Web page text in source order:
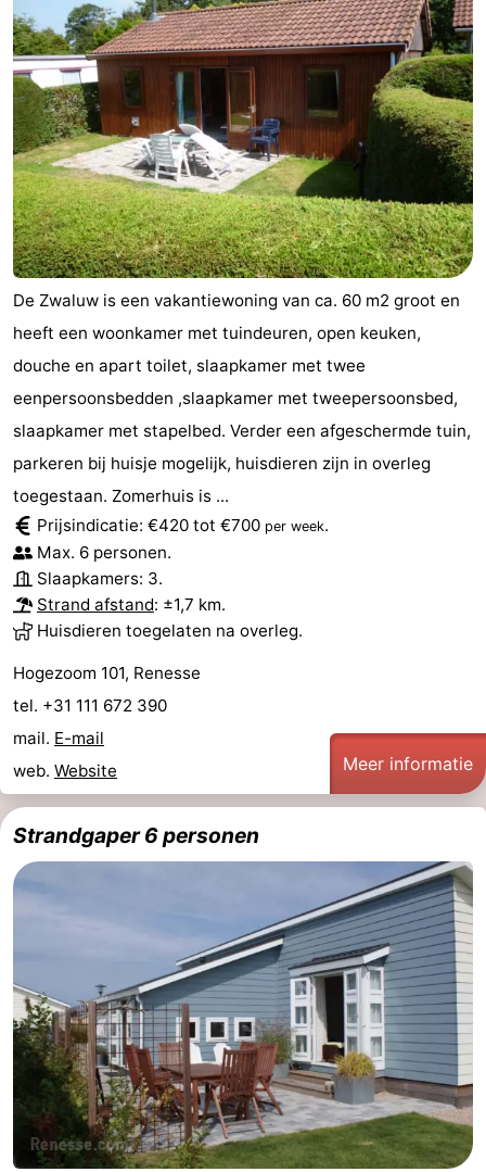
De Zwaluw is een vakantiewoning van ca. 60 m2 groot en
heeft een woonkamer met tuindeuren, open keuken,
douche en apart toilet, slaapkamer met twee
eenpersoonsbedden ,slaapkamer met tweepersoonsbed,
slaapkamer met stapelbed. Verder een afgeschermde tuin,
parkeren bij huisje mogelijk, huisdieren zijn in overleg
toegestaan. Zomerhuis is ...
Prijsindicatie: €420 tot €700 per week.
Max. 6 personen.
Slaapkamers: 3.
Strand afstand: ±1,7 km.
Huisdieren toegelaten na overleg.
Hogezoom 101, Renesse
tel. +31 111 672 390
mail. E-mail
web. Website Meer informatie
Strandgaper 6 personen